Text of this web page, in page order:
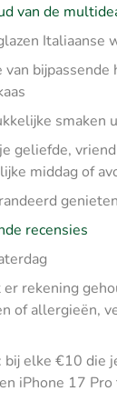
van de
Italiaanse
bijpassende
smaken
geliefde,
middag of
recensies
rekening
of allergieën,
bij elke €10 die
iPhone 17